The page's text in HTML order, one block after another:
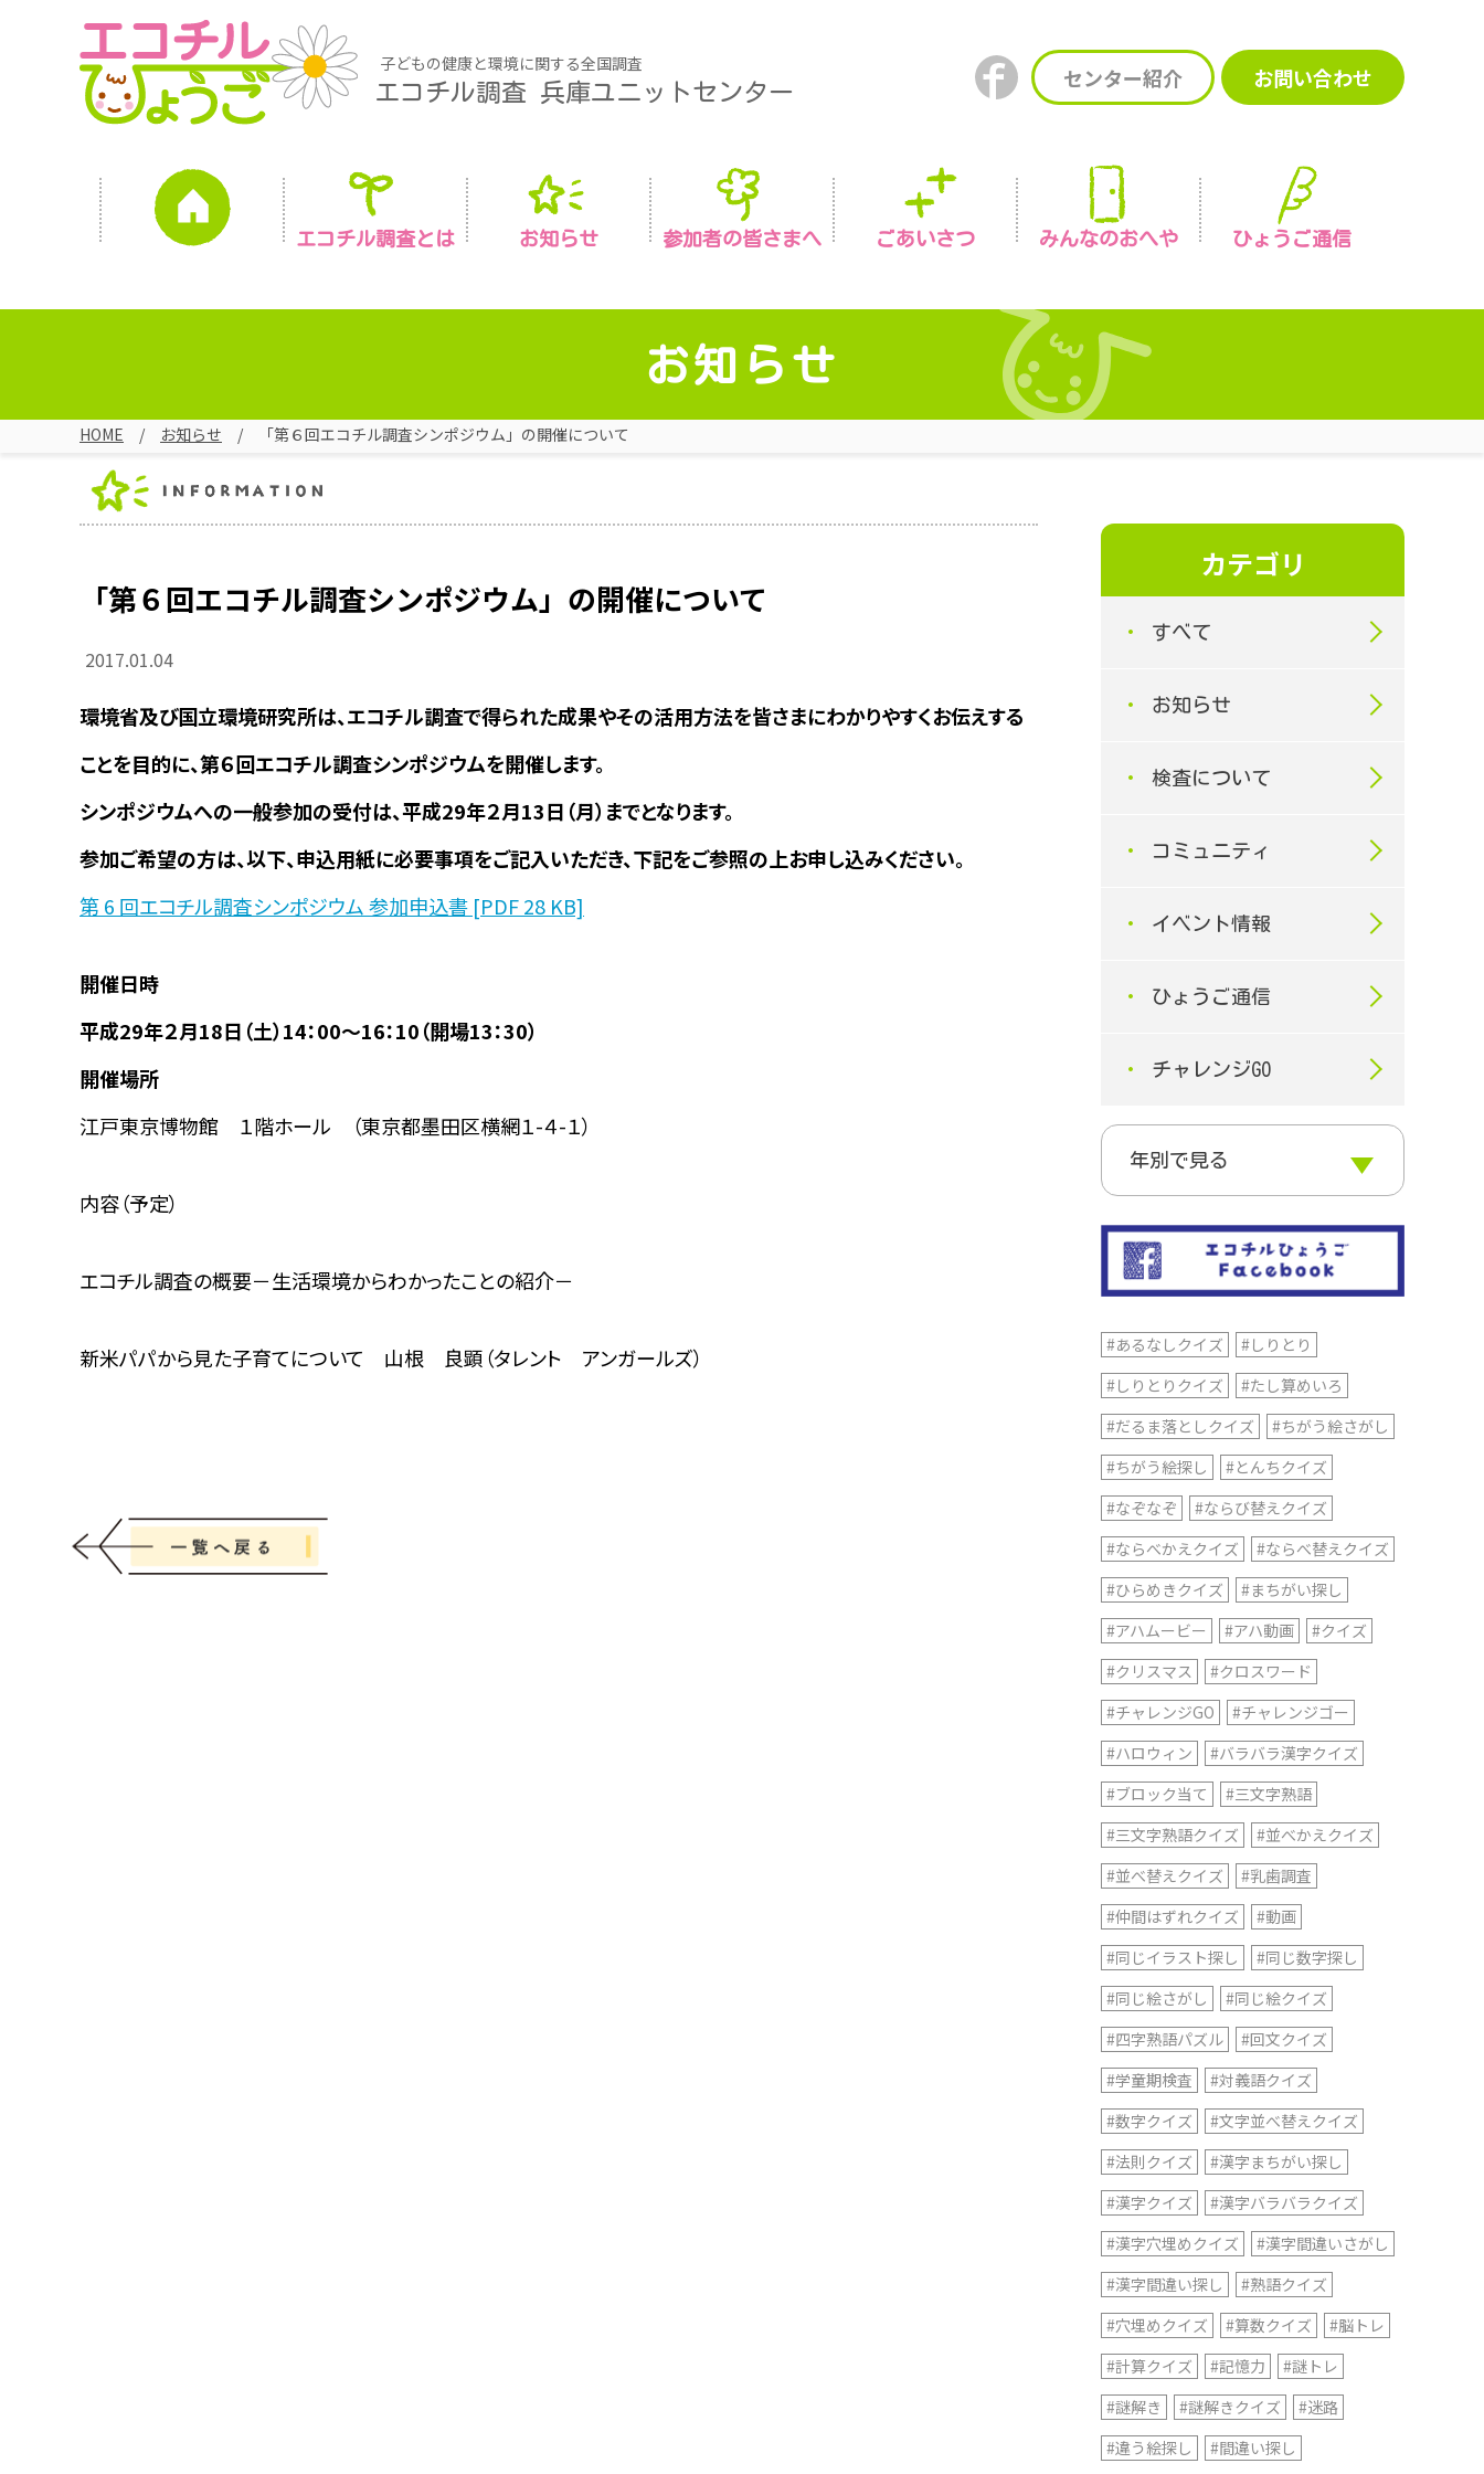
子どもの健康と環境に関する全国調査
エコチル調査 兵庫ユニットセンター
センター紹介 お問い合わせ
エコチル調査とは お知らせ 参加者の皆さまへ ごあいさつ みんなのおへや ひょうご通信
お知らせ
HOME お知らせ 「第６回エコチル調査シンポジウム」の開催について
「第６回エコチル調査シンポジウム」の開催について
2017.01.04
環境省及び国立環境研究所は、エコチル調査で得られた成果やその活用方法を皆さまにわかりやすくお伝えする
ことを目的に、第６回エコチル調査シンポジウムを開催します。
シンポジウムへの一般参加の受付は、平成29年２月13日（月）までとなります。
参加ご希望の方は、以下、申込用紙に必要事項をご記入いただき、下記をご参照の上お申し込みください。
第 6 回エコチル調査シンポジウム 参加申込書 [PDF 28 KB]
開催日時
平成29年２月18日（土）14：00～16：10（開場13：30）
開催場所
江戸東京博物館 １階ホール （東京都墨田区横網１-４-１）
内容（予定）
エコチル調査の概要－生活環境からわかったことの紹介－
新米パパから見た子育てについて 山根 良顕（タレント アンガールズ）
カテゴリ
すべて
お知らせ
検査について
コミュニティ
イベント情報
ひょうご通信
チャレンジGO
#あるなしクイズ
#しりとり
#しりとりクイズ
#たし算めいろ
#だるま落としクイズ
#ちがう絵さがし
#ちがう絵探し
#とんちクイズ
#なぞなぞ
#ならび替えクイズ
#ならべかえクイズ
#ならべ替えクイズ
#ひらめきクイズ
#まちがい探し
#アハムービー
#アハ動画
#クイズ
#クリスマス
#クロスワード
#チャレンジGO
#チャレンジゴー
#ハロウィン
#バラバラ漢字クイズ
#ブロック当て
#三文字熟語
#三文字熟語クイズ
#並べかえクイズ
#並べ替えクイズ
#乳歯調査
#仲間はずれクイズ
#動画
#同じイラスト探し
#同じ数字探し
#同じ絵さがし
#同じ絵クイズ
#四字熟語パズル
#回文クイズ
#学童期検査
#対義語クイズ
#数字クイズ
#文字並べ替えクイズ
#法則クイズ
#漢字まちがい探し
#漢字クイズ
#漢字バラバラクイズ
#漢字穴埋めクイズ
#漢字間違いさがし
#漢字間違い探し
#熟語クイズ
#穴埋めクイズ
#算数クイズ
#脳トレ
#計算クイズ
#記憶力
#謎トレ
#謎解き
#謎解きクイズ
#迷路
#違う絵探し
#間違い探し